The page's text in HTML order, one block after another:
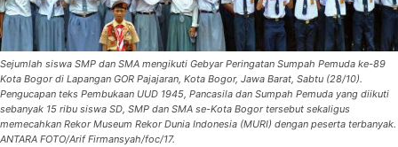
Sejumlah siswa SMP dan SMA mengikuti Gebyar Peringatan Sumpah Pemuda ke-89
Kota Bogor di Lapangan GOR Pajajaran, Kota Bogor, Jawa Barat, Sabtu (28/10).
Pengucapan teks Pembukaan UUD 1945, Pancasila dan Sumpah Pemuda yang diikuti
sebanyak 15 ribu siswa SD, SMP dan SMA se-Kota Bogor tersebut sekaligus
memecahkan Rekor Museum Rekor Dunia Indonesia (MURI) dengan peserta terbanyak.
ANTARA FOTO/Arif Firmansyah/foc/17.